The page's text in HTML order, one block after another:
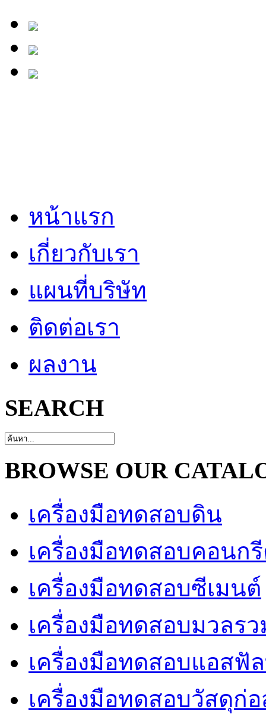
หน้าแรก
เกี่ยวกับเรา
แผนที่บริษัท
ติดต่อเรา
ผลงาน
SEARCH
BROWSE OUR
เครื่องมือทดสอบดิน
เครื่องมือทดสอบคอนก
เครื่องมือทดสอบซีเมนต์
เครื่องมือทดสอบมวลร
เครื่องมือทดสอบแอสฟั
เครื่องมือทดสอบวัสดุก่อ